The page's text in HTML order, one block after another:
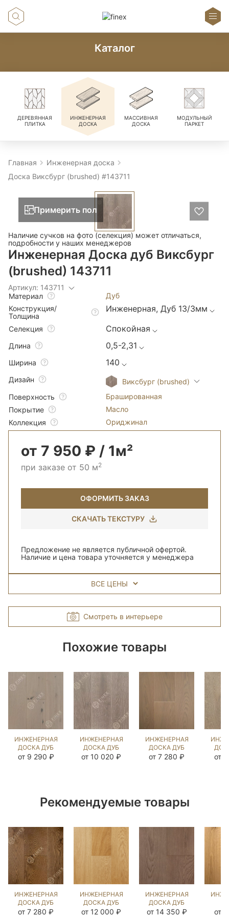
Каталог
ДЕРЕВЯННАЯ
ПЛИТКА
ИНЖЕНЕРНАЯ
ДОСКА
МАССИВНАЯ
ДОСКА
МОДУЛЬНЫЙ
ПАРКЕТ
Главная
Инженерная доска
Доска Виксбург (brushed) #143711
Примерить пол
Наличие сучков на фото (селекция) может отличаться,
подробности у наших менеджеров
Инженерная Доска дуб Виксбург
(brushed) 143711
Артикул: 143711
Материал
Дуб
Конструкция/
Толщина
Инженерная, Дуб 13/3мм
Селекция Спокойная
Длина 0,5-2,31
Ширина 140
Дизайн
Виксбург (brushed)
Поверхность
Брашированная
Покрытие
Масло
Коллекция
Ориджинал
от 7 950 ₽ / 1м²
при заказе от 50 м2
ОФОРМИТЬ ЗАКАЗ
СКАЧАТЬ ТЕКСТУРУ
Предложение не является публичной офертой.
Наличие и цена товара уточняется у менеджера
ВСЕ ЦЕНЫ
Смотреть в интерьере
Похожие товары
ИНЖЕНЕРНАЯ
ДОСКА ДУБ
ИЛЬБЕРС
от 9 290 ₽
ИНЖЕНЕРНАЯ
ДОСКА ДУБ
ВИКСБУРГ
от 10 020 ₽
ИНЖЕНЕРНАЯ
ДОСКА ДУБ
РАТЛИН
от 7 280 ₽ от
Рекомендуемые товары
ИНЖЕНЕРНАЯ
ДОСКА ДУБ
ЭСТЕЙТ NEW
от 7 280 ₽
ИНЖЕНЕРНАЯ
ДОСКА ДУБ
ГЕНТЛ NEW
от 12 000 ₽
ИНЖЕНЕРНАЯ
ДОСКА ДУБ
ЗАТМЕНИЕ
от 14 350 ₽ от